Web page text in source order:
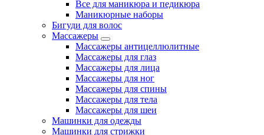
Все для маникюра и педикюра
Маникюрные наборы
Бигуди для волос
Массажеры
Массажеры антицеллюлитные
Массажеры для глаз
Массажеры для лица
Массажеры для ног
Массажеры для спины
Массажеры для тела
Массажеры для шеи
Машинки для одежды
Машинки для стрижки